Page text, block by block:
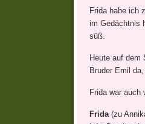
Frida habe ich
im Gedächtnis
süß.
Heute auf dem
Bruder Emil
Frida war auch
Frida(zu